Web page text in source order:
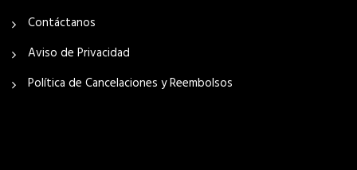
Contáctanos
Aviso de Privacidad
Política de Cancelaciones y Reembolsos